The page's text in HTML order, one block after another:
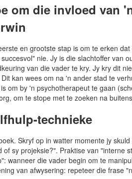
om die invloed van
en grootste stap is om te erken
nie. Jy is die slachtoffer van
van die vader te kry. Jy kry dit
kan wees om na 'n ander stad te
om by 'n psychotherapeut te gaan
om te stope met te zoeken na
technieke
Skryf op in watter momente jy
of sy projeksie?". Praktise van "interne
wanneer die vader begin om te
van afwysering: repeteer die frase